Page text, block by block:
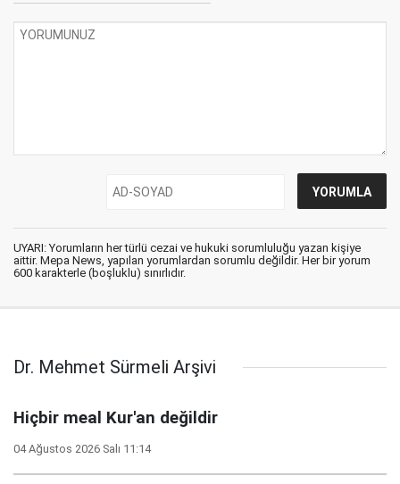
UYARI: Yorumların her türlü cezai ve hukuki sorumluluğu yazan kişiye
aittir. Mepa News, yapılan yorumlardan sorumlu değildir. Her bir yorum
600 karakterle (boşluklu) sınırlıdır.
Dr. Mehmet Sürmeli Arşivi
Hiçbir meal Kur'an değildir
04 Ağustos 2026 Salı 11:14